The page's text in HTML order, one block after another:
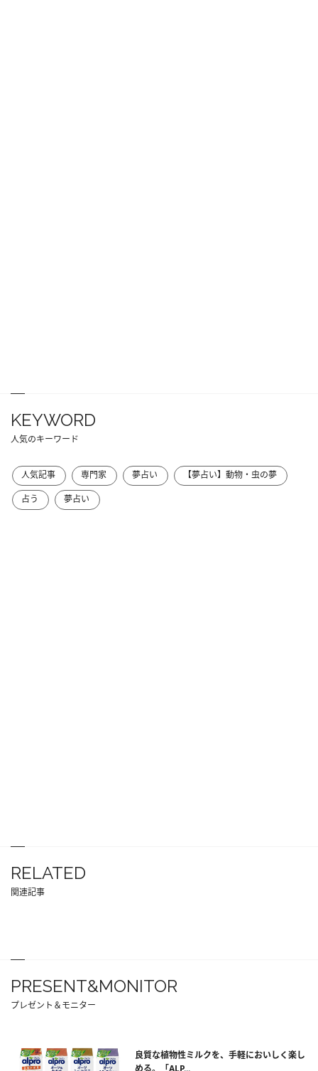
KEYWORD
人気のキーワード
人気記事 専門家 夢占い
【夢占い】動物・虫の夢
占う
夢占い
RELATED
関連記事
PRESENT&MONITOR
プレゼント＆モニター
良質な植物性ミルクを、手軽においしく楽し